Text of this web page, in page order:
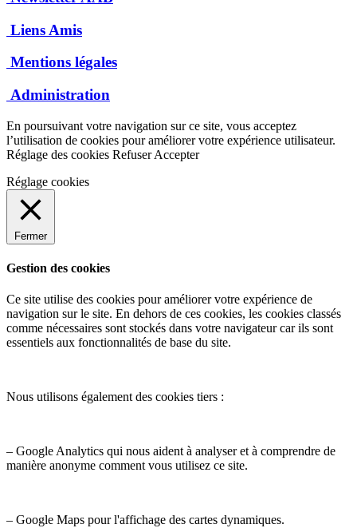
Liens Amis
Mentions légales
Administration
En poursuivant votre navigation sur ce site, vous acceptez
l’utilisation de cookies pour améliorer votre expérience utilisateur.
Réglage des cookies Refuser Accepter
Réglage cookies
Fermer
Gestion des cookies
Ce site utilise des cookies pour améliorer votre expérience de
navigation sur le site. En dehors de ces cookies, les cookies classés
comme nécessaires sont stockés dans votre navigateur car ils sont
essentiels aux fonctionnalités de base du site.
Nous utilisons également des cookies tiers :
– Google Analytics qui nous aident à analyser et à comprendre de
manière anonyme comment vous utilisez ce site.
– Google Maps pour l'affichage des cartes dynamiques.